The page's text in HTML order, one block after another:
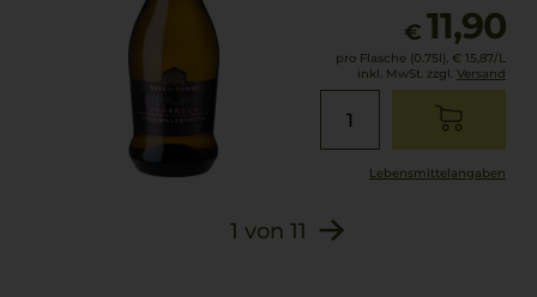
€ 11,90
pro Flasche (0.75l), € 15,87/L
inkl. MwSt. zzgl. Versand
Lebensmittel­angaben
1 von 11